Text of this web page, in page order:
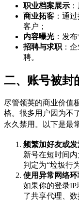
职业档案展示
商业拓客 ：通
客户；
内容曝光 ：发
招聘与求职 ：
聘。
二、账号被封
尽管领英的商业价值
格。很多用户因为不
永久禁用。以下是最
频繁加好友或发
新号在短时间
判定为“垃圾行
使用异常网络环
如果你的登录
了共享代理、